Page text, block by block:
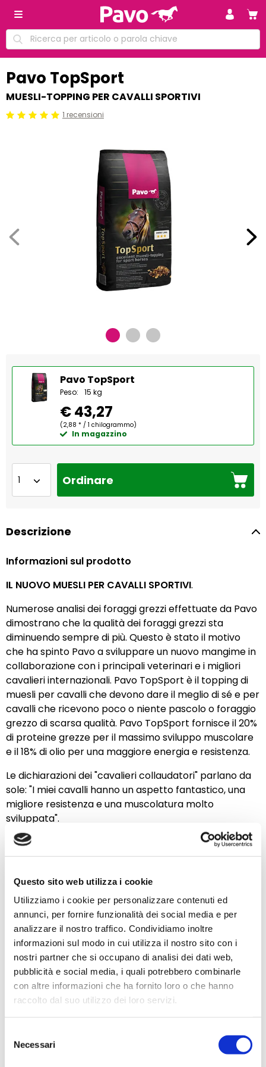
Questo sito web utilizza i cookie
Utilizziamo i cookie per personalizzare contenuti ed
annunci, per fornire funzionalità dei social media e per
analizzare il nostro traffico. Condividiamo inoltre
informazioni sul modo in cui utilizza il nostro sito con i
nostri partner che si occupano di analisi dei dati web,
pubblicità e social media, i quali potrebbero combinarle
con altre informazioni che ha fornito loro o che hanno
raccolto dal suo utilizzo dei loro servizi.
delNecessari
Pavo TopSport
MUESLI-TOPPING PER CAVALLI SPORTIVI
Beoordeling: 5/5 1 recensioni
Pavo TopSport
Peso: 15 kg
€ 43,27
(2,88 * / 1 chilogrammo)
In magazzino
Ordinare
Descrizione
Informazioni sul prodotto
IL NUOVO MUESLI PER CAVALLI SPORTIVI.
Numerose analisi dei foraggi grezzi effettuate da Pavo
dimostrano che la qualità dei foraggi grezzi sta
diminuendo sempre di più. Questo è stato il motivo
che ha spinto Pavo a sviluppare un nuovo mangime in
collaborazione con i principali veterinari e i migliori
cavalieri internazionali. Pavo TopSport è il topping di
muesli per cavalli che devono dare il meglio di sé e per
cavalli che ricevono poco o niente pascolo o foraggio
grezzo di scarsa qualità. Pavo TopSport fornisce il 20%
di proteine grezze per il massimo sviluppo muscolare
e il 18% di olio per una maggiore energia e resistenza.
Le dichiarazioni dei "cavalieri collaudatori" parlano da
sole: "I miei cavalli hanno un aspetto fantastico, una
migliore resistenza e una muscolatura molto
sviluppata".
[Qui] (
https://www.pavo-mangime.it/alimentazione-
e-formazione/) è possibile ottenere maggiori
Livelli molto elevati di aminoacidi essenziali, come la
lisina e gli acidi grassi omega-3 e omega-6".
Applicazione
Per cavalli sportivi di alto livello in tutte le
discipline
Per cavalli con scarso apporto di foraggio grezzo
Specifiche